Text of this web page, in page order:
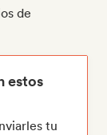
de
estos
tu